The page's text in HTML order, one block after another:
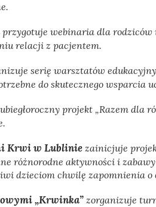
przygotuje webinaria dla rodziców
relacji z pacjentem.
serię warsztatów
do skutecznego wsparcia
projekt „Razem dla
Krwi w Lublinie zainicjuje
różnorodne aktywności i
dzieciom chwilę zapomnienia o
„Krwinka” zorganizuje